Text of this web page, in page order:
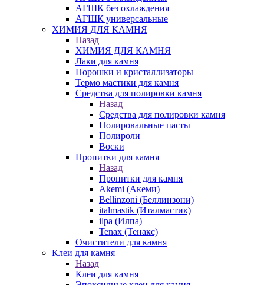
АГШК без охлаждения
АГШК универсальные
ХИМИЯ ДЛЯ КАМНЯ
Назад
ХИМИЯ ДЛЯ КАМНЯ
Лаки для камня
Порошки и кристаллизаторы
Термо мастики для камня
Средства для полировки камня
Назад
Средства для полировки камня
Полировальные пасты
Полироли
Воски
Пропитки для камня
Назад
Пропитки для камня
Akemi (Акеми)
Bellinzoni (Беллинзони)
italmastik (Италмастик)
ilpa (Илпа)
Tenax (Тенакс)
Очистители для камня
Клеи для камня
Назад
Клеи для камня